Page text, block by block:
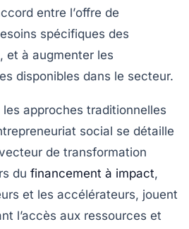
entre l’offre de
spécifiques des
et à augmenter les
disponibles dans le secteur.
approches traditionnelles
social se détaille
de transformation
du financement à impact,
et les accélérateurs, jouent
l’accès aux ressources et